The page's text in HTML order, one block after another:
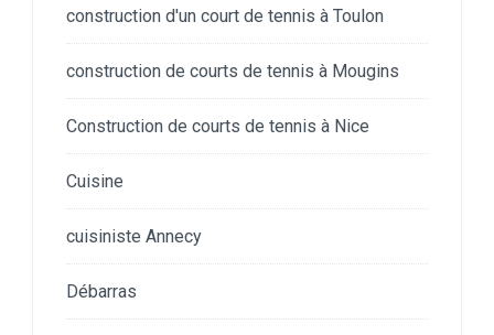
construction d'un court de tennis à Toulon
construction de courts de tennis à Mougins
Construction de courts de tennis à Nice
Cuisine
cuisiniste Annecy
Débarras